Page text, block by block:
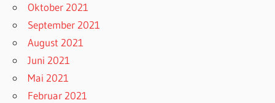
Oktober 2021
September 2021
August 2021
Juni 2021
Mai 2021
Februar 2021